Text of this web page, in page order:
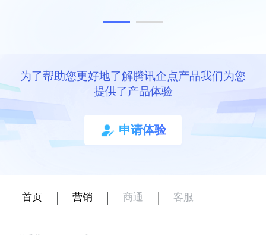
为了帮助您更好地了解腾讯企点产品我们为您
提供了产品体验
申请体验
首页 营销 商通 客服